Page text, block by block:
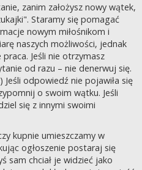
zanim założysz nowy wątek,
Staramy się pomagać
nowym miłośnikom i
naszych możliwości, jednak
Jeśli nie otrzymasz
od razu – nie denerwuj się.
Jeśli odpowiedź nie pojawiła się
o swoim wątku. Jeśli
się z innymi swoimi
kupnie umieszczamy w
ogłoszenie postaraj się
sam chciał je widzieć jako